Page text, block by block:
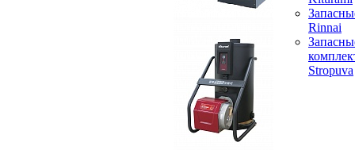
Rinnai
Stropuva